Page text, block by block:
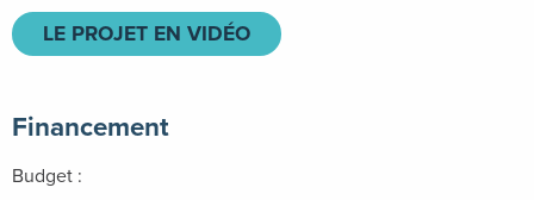
LE PROJET EN VIDÉO
Financement
Budget :